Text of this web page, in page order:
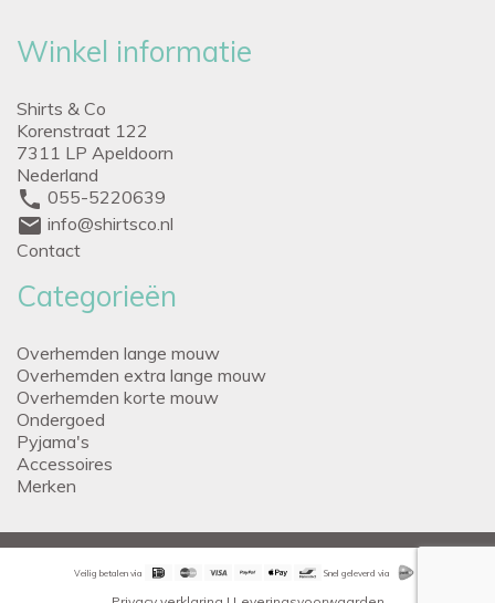
Winkel informatie
Shirts & Co
Korenstraat 122
7311 LP Apeldoorn
Nederland
phone 055-5220639
mail info@shirtsco.nl
Contact
Categorieën
Overhemden lange mouw
Overhemden extra lange mouw
Overhemden korte mouw
Ondergoed
Pyjama's
Accessoires
Merken
Veilig betalen via Snel geleverd via